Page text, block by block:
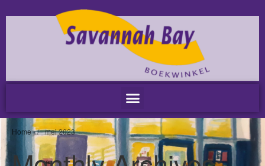
Home
Nieuws
Nieuws
Nieuwsbrieven
Podcast
Agenda
Summer Stories 2026
Zakelijk
Home / mei 2023